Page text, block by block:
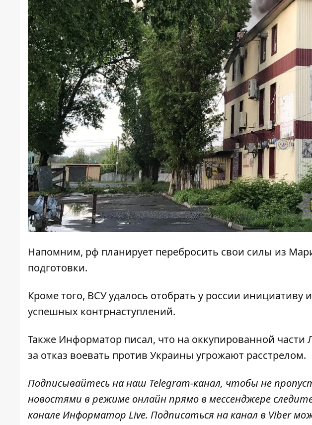
Напомним, рф планирует перебросить свои силы из
подготовки.
Кроме того, ВСУудалось отобрать у россии инициативу
успешных контрнаступлений.
Также Информатор писал, что на оккупированной части
за отказ воевать против Украины угрожают расстрелом.
Подписывайтесь на наш Telegram-канал, чтобы не
новостями в режиме онлайн прямо в мессенджере
канале Информатор Live. Подписаться на канал в Viber